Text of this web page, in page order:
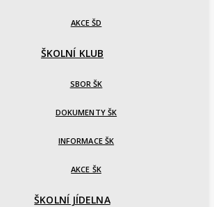
AKCE ŠD
ŠKOLNÍ KLUB
SBOR ŠK
DOKUMENTY ŠK
INFORMACE ŠK
AKCE ŠK
ŠKOLNÍ JÍDELNA